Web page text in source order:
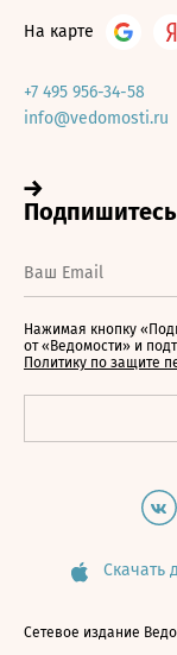
На карте
+7 495 956-34-58
info@vedomosti.ru
Нажимая кнопку
от «Ведомости» и
Политику по защите
Скачать
Сетевое издание